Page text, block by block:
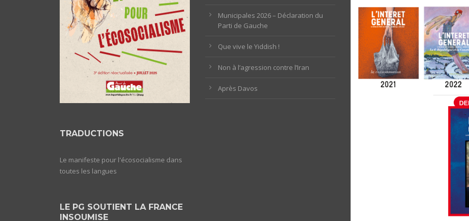
TRADUCTIONS
Le manifeste pour l'écosocialisme dans
toutes les langues
LE PG SOUTIENT LA FRANCE
INSOUMISE
Municipales 2026 – Déclaration du
Parti de Gauche
Que vive le Yiddish !
Non à l’agression contre l’Iran
Après Davos